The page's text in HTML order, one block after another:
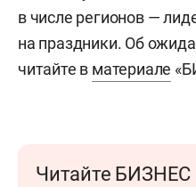
в числе регионов —
на праздники. Об
читайте в материале
Читайте БИЗНЕС